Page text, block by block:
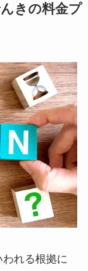
きの料金プ
れる根拠に